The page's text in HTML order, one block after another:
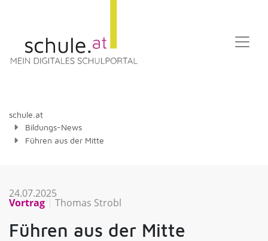
schule.at
Bildungs-News
Führen aus der Mitte
24.07.2025
Vortrag Thomas Strobl
Führen aus der Mitte